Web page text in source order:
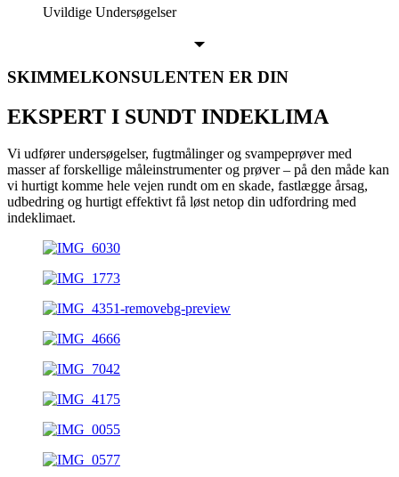
Uvildige Undersøgelser
SKIMMELKONSULENTEN ER DIN
EKSPERT I SUNDT INDEKLIMA
Vi udfører undersøgelser, fugtmålinger og svampeprøver med
masser af forskellige måleinstrumenter og prøver – på den måde kan
vi hurtigt komme hele vejen rundt om en skade, fastlægge årsag,
udbedring og hurtigt effektivt få løst netop din udfordring med
indeklimaet.